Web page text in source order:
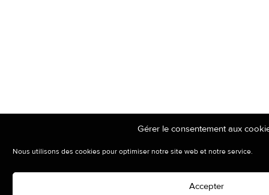
Gérer le consentement aux
Nous utilisons des cookies pour optimiser notre site web et notre service.
Accepter